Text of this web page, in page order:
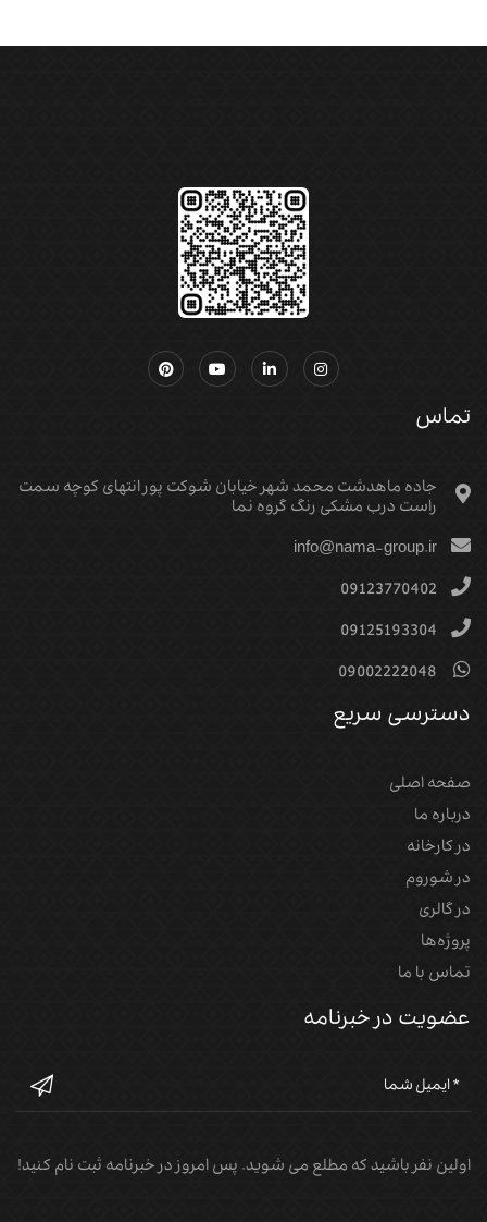
تماس
جاده ماهدشت محمد شهر خیابان شوکت پور انتهای کوچه سمت
راست درب مشکی رنگ گروه نما
info@nama-group.ir
09123770402
09125193304
09002222048
دسترسی سریع
صفحه اصلی
درباره ما
در کارخانه
در شوروم
در گالری
پروژه‌‌ها
تماس با ما
عضویت در خبرنامه
اولین نفر باشید که مطلع می شوید. پس امروز در خبرنامه ثبت نام کنید!